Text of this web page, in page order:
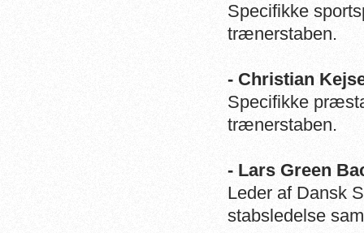
Specifikke
trænerstaben.
- Christian
Specifikke
trænerstaben.
- Lars Green
Leder af Dansk
stabsledelse